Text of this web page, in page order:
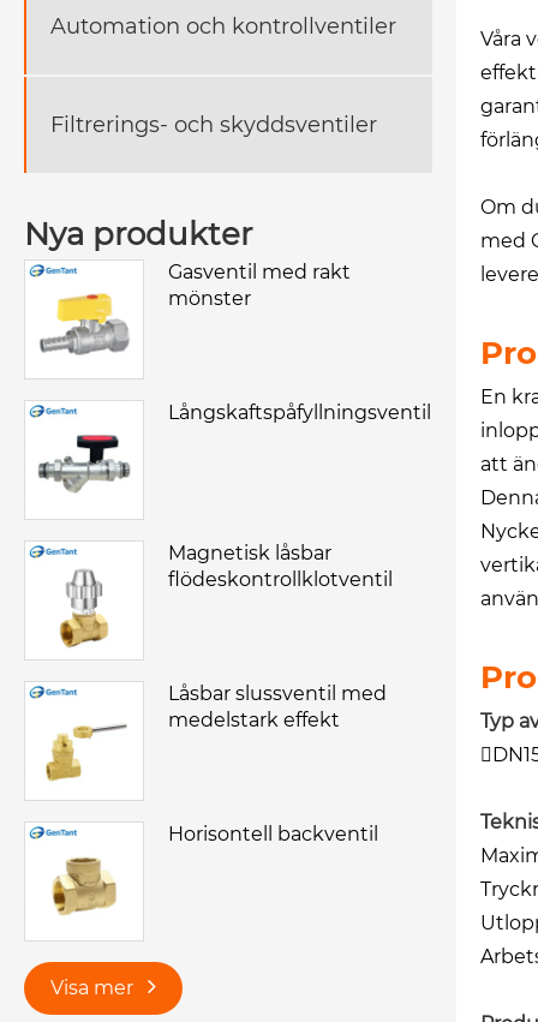
Automation och kontrollventiler
Filtrerings- och skyddsventiler
Nya produkter
Gasventil med rakt
mönster
Långskaftspåfyllningsventil
Magnetisk låsbar
flödeskontrollklotventil
Låsbar slussventil med
medelstark effekt
Horisontell backventil
Visa mer
Våra
Om
med
En
att
Typ